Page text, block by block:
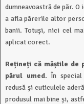
dumneavoastră de păr.
a afla părerile altor
banii. Totuși, nici cel
aplicat corect.
Rețineți că măștile de
părul umed.În
redusă și cuticulele
produsul mai bine și,